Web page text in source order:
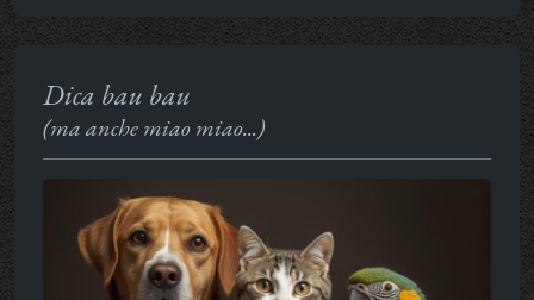
Dica bau bau
(ma anche miao miao...)